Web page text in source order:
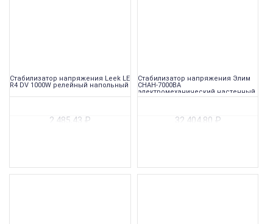
Стабилизатор напряжения Leek LE
R4 DV 1000W релейный напольный
2 485,43 ₽
Стабилизатор напряжения Элим
СНАН-7000ВА
электромеханический настенный
32 404,80 ₽